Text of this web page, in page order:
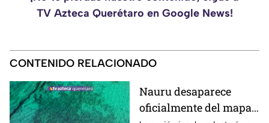
TV Azteca Querétaro en Google News!
CONTENIDO RELACIONADO
Nauru desaparece
oficialmente del mapa: